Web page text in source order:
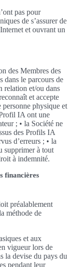
pas pour
de s’assurer de
et ouvrant un
des Membres des
dans le parcours de
relation et/ou dans
et accepte
personne physique et
IA ont une
; • la Société ne
des Profils IA
d’erreurs ; • la
supprimer à tout
à indemnité.
financières
préalablement
méthode de
et aux
vigueur lors de
la devise du pays du
pendant leur